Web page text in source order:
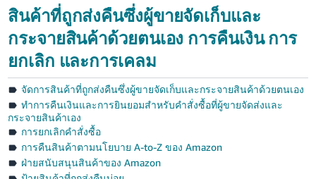
-
TW
日
本
語
-
JP
Español
- ES
สินค้าที่ถูกส่งคืนซึ่งผู้ขายจัดเก็บและ
กระจายสินค้าด้วยตนเอง การคืนเงิน การ
ยกเลิก และการเคลม
จัดการสินค้าที่ถูกส่งคืนซึ่งผู้ขายจัดเก็บและกระจายสินค้าด้วยตนเอง
ทำการคืนเงินและการยินยอมสำหรับคำสั่งซื้อที่ผู้ขายจัดส่งและ
กระจายสินค้าเอง
การยกเลิกคำสั่งซื้อ
การคืนสินค้าตามนโยบาย A-to-Z ของ Amazon
ฝ่ายสนับสนุนสินค้าของ Amazon